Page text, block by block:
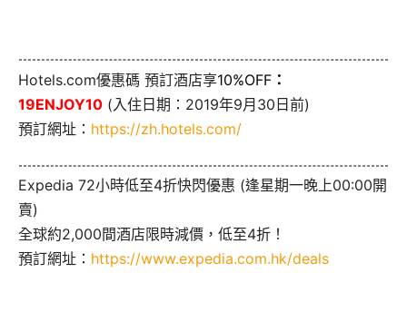
Hotels.com優惠碼 預訂酒店享10%OFF ：
19ENJOY10 (入住日期：2019年9月30日前)
預訂網址： https://zh.hotels.com/
Expedia 72小時低至4折快閃優惠 (逢星期一晚上00:00開
賣)
全球約2,000間酒店限時減價，低至4折！
預訂網址： https://www.expedia.com.hk/deals